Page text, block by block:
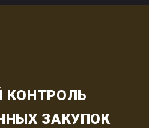
КОНТРОЛЬ
ЗАКУПОК